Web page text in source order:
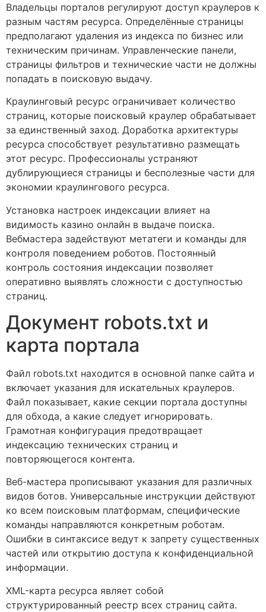
Владельцы порталов регулируют доступ краулеров к
разным частям ресурса. Определённые страницы
предполагают удаления из индекса по бизнес или
техническим причинам. Управленческие панели,
страницы фильтров и технические части не должны
попадать в поисковую выдачу.
Краулинговый ресурс ограничивает количество
страниц, которые поисковый краулер обрабатывает
за единственный заход. Доработка архитектуры
ресурса способствует результативно размещать
этот ресурс. Профессионалы устраняют
дублирующиеся страницы и бесполезные части для
экономии краулингового ресурса.
Установка настроек индексации влияет на
видимость казино онлайн в выдаче поиска.
Вебмастера задействуют метатеги и команды для
контроля поведением роботов. Постоянный
контроль состояния индексации позволяет
оперативно выявлять сложности с доступностью
страниц.
Документ robots.txt и
карта портала
Файл robots.txt находится в основной папке сайта и
включает указания для искательных краулеров.
Файл показывает, какие секции портала доступны
для обхода, а какие следует игнорировать.
Грамотная конфигурация предотвращает
индексацию технических страниц и
повторяющегося контента.
Веб-мастера прописывают указания для различных
видов ботов. Универсальные инструкции действуют
ко всем поисковым платформам, специфические
команды направляются конкретным роботам.
Ошибки в синтаксисе ведут к запрету существенных
частей или открытию доступа к конфиденциальной
информации.
XML-карта ресурса являет собой
структурированный реестр всех страниц сайта.